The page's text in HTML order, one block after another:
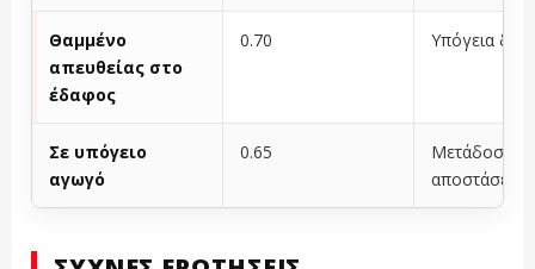
Θαμμένο
απευθείας στο
έδαφος
0.70 Υπόγεια
Σε υπόγειο
αγωγό
0.65
Μετάδοση
αποστάσεων